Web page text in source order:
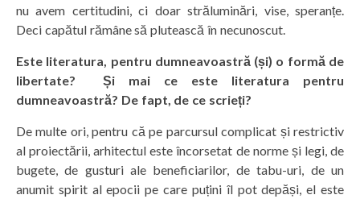
nu avem certitudini, ci doar străluminări, vise, speranțe.
Deci capătul rămâne să plutească în necunoscut.
Este literatura, pentru dumneavoastră (și) o formă de
libertate? Și mai ce este literatura pentru
dumneavoastră? De fapt, de ce scrieți?
De multe ori, pentru că pe parcursul complicat și restrictiv
al proiectării, arhitectul este încorsetat de norme și legi, de
bugete, de gusturi ale beneficiarilor, de tabu-uri, de un
anumit spirit al epocii pe care puțini îl pot depăși, el este